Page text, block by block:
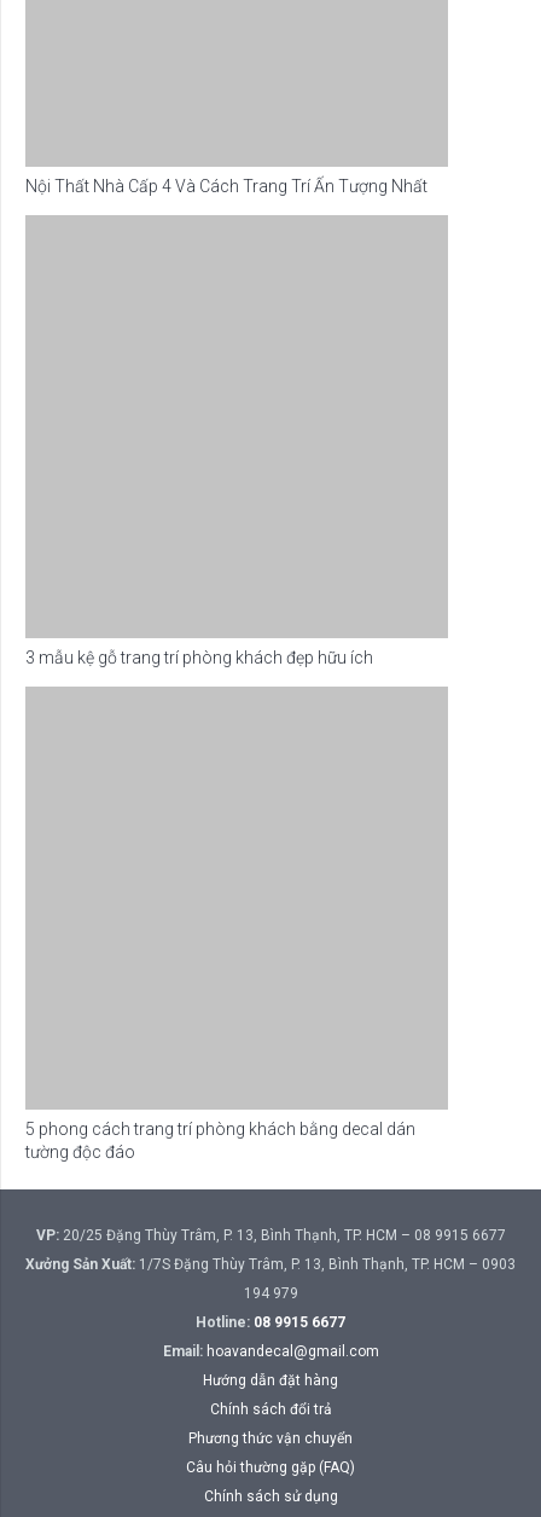
Nội Thất Nhà Cấp 4 Và Cách Trang Trí Ấn Tượng Nhất
3 mẫu kệ gỗ trang trí phòng khách đẹp hữu ích
5 phong cách trang trí phòng khách bằng decal dán
tường độc đáo
VP:20/25 Đặng Thùy Trâm, P. 13, Bình Thạnh, TP. HCM – 08 9915 6677
Xưởng Sản Xuất: 1/7S Đặng Thùy Trâm, P. 13, Bình Thạnh, TP. HCM – 0903
194 979
Hotline: 08 9915 6677
Email: hoavandecal@gmail.com
Hướng dẫn đặt hàng
Chính sách đổi trả
Phương thức vận chuyển
Câu hỏi thường gặp (FAQ)
Chính sách sử dụng